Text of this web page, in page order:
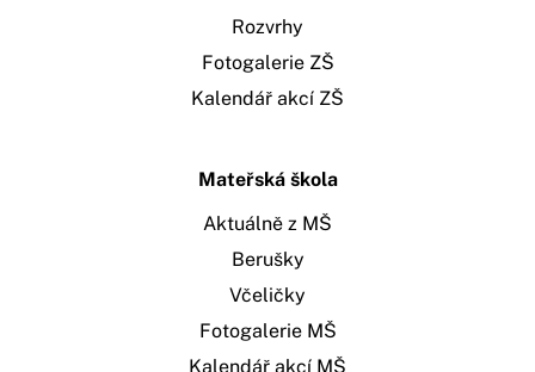
Rozvrhy
Fotogalerie ZŠ
Kalendář akcí ZŠ
Mateřská škola
Aktuálně z MŠ
Berušky
Včeličky
Fotogalerie MŠ
Kalendář akcí MŠ